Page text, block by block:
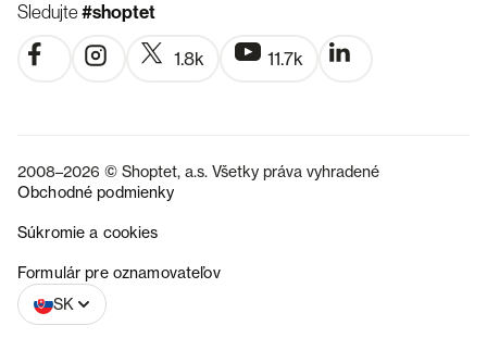
Sledujte#shoptet
1.8k 11.7k
2008–2026 © Shoptet, a.s. Všetky práva vyhradené
Obchodné podmienky
Súkromie a cookies
Formulár pre oznamovateľov
SK